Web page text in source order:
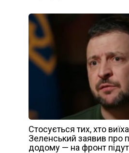
Стосується тих, хто
Зеленський заявив про
додому — на фронт